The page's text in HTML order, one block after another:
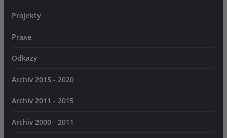
Projekty
Praxe
Odkazy
Archiv 2015 - 2020
Archiv 2011 - 2015
Archiv 2000 - 2011